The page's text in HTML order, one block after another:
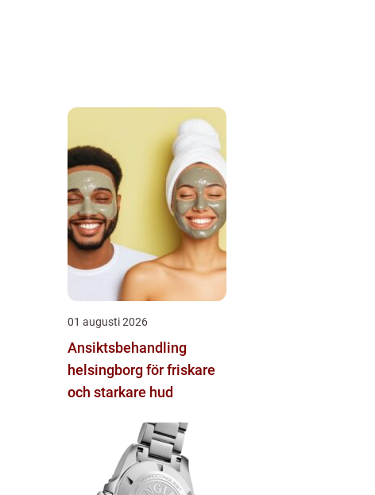
01 augusti 2026
Ansiktsbehandling
helsingborg för friskare
och starkare hud